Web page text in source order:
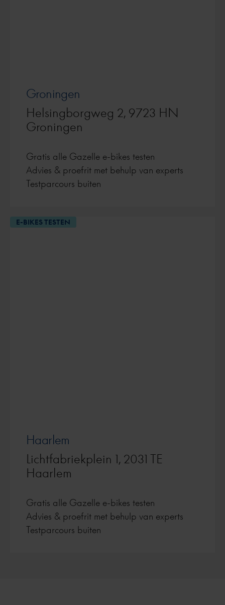
Groningen
Helsingborgweg 2, 9723 HN
Groningen
Gratis alle Gazelle e-bikes testen
Advies & proefrit met behulp van experts
Testparcours buiten
E-BIKES TESTEN
Haarlem
Lichtfabriekplein 1, 2031 TE
Haarlem
Gratis alle Gazelle e-bikes testen
Advies & proefrit met behulp van experts
Testparcours buiten